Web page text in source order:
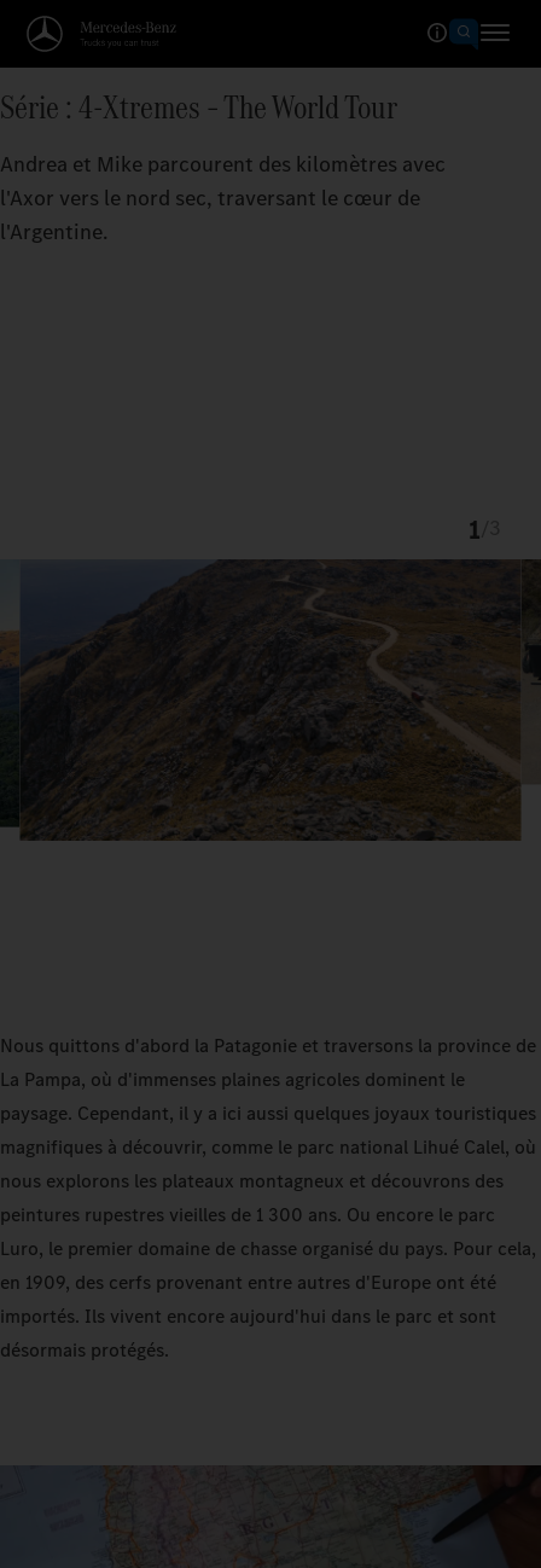
Série : 4-Xtremes – The World Tour
Andrea et Mike parcourent des kilomètres avec
l'Axor vers le nord sec, traversant le cœur de
l'Argentine.
1
Nous quittons d'abord la Patagonie et traversons la province de
La Pampa, où d'immenses plaines agricoles dominent le
paysage. Cependant, il y a ici aussi quelques joyaux touristiques
magnifiques à découvrir, comme le parc national Lihué Calel, où
nous explorons les plateaux montagneux et découvrons des
peintures rupestres vieilles de 1 300 ans. Ou encore le parc
Luro, le premier domaine de chasse organisé du pays. Pour cela,
en 1909, des cerfs provenant entre autres d'Europe ont été
importés. Ils vivent encore aujourd'hui dans le parc et sont
désormais protégés.